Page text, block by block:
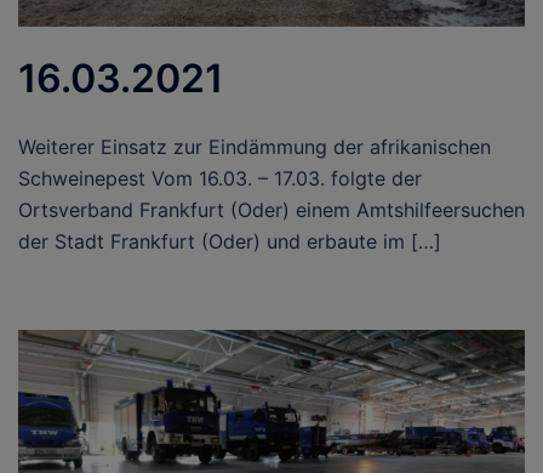
16.03.2021
Weiterer Einsatz zur Eindämmung der afrikanischen
Schweinepest Vom 16.03. – 17.03. folgte der
Ortsverband Frankfurt (Oder) einem Amtshilfeersuchen
der Stadt Frankfurt (Oder) und erbaute im […]